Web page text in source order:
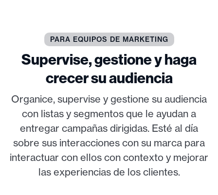
PARA EQUIPOS DE MARKETING
Supervise, gestione y haga
crecer su audiencia
Organice, supervise y gestione su audiencia
con listas y segmentos que le ayudan a
entregar campañas dirigidas. Esté al día
sobre sus interacciones con su marca para
interactuar con ellos con contexto y mejorar
las experiencias de los clientes.